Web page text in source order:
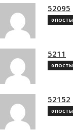
52095
0 ПОСТЫ
5211
0 ПОСТЫ
52152
0 ПОСТЫ